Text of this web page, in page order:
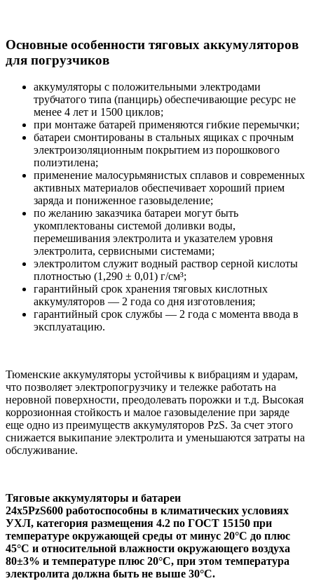
Основные особенности тяговых аккумуляторов
для погрузчиков
аккумуляторы с положительными электродами
трубчатого типа (панцирь) обеспечивающие ресурс не
менее 4 лет и 1500 циклов;
при монтаже батарей применяются гибкие перемычки;
батареи смонтированы в стальных ящиках с прочным
электроизоляционным покрытием из порошкового
полиэтилена;
применение малосурьмянистых сплавов и современных
активных материалов обеспечивает хороший прием
заряда и пониженное газовыделение;
по желанию заказчика батареи могут быть
укомплектованы системой доливки воды,
перемешивания электролита и указателем уровня
электролита, сервисными системами;
электролитом служит водный раствор серной кислоты
плотностью (1,290 ± 0,01) г/см³;
гарантийный срок хранения тяговых кислотных
аккумуляторов — 2 года со дня изготовления;
гарантийный срок службы — 2 года с момента ввода в
эксплуатацию.
Тюменские аккумуляторы устойчивы к вибрациям и ударам,
что позволяет электропогрузчику и тележке работать на
неровной поверхности, преодолевать порожки и т.д. Высокая
коррозионная стойкость и малое газовыделение при заряде
еще одно из преимуществ аккумуляторов PzS. За счет этого
снижается выкипание электролита и уменьшаются затраты на
обслуживание.
Тяговые аккумуляторы и батареи
24х5PzS600 работоспособны в климатических условиях
УХЛ, категория размещения 4.2 по ГОСТ 15150 при
температуре окружающей среды от минус 20°С до плюс
45°С и относительной влажности окружающего воздуха
80±3% и температуре плюс 20°С, при этом температура
электролита должна быть не выше 30°С.